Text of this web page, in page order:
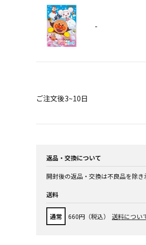
-
ご注文後3~10日
返品・交換について
開封後の返品・交換は不良品を除き
送料
通常 660円（税込） 送料につい